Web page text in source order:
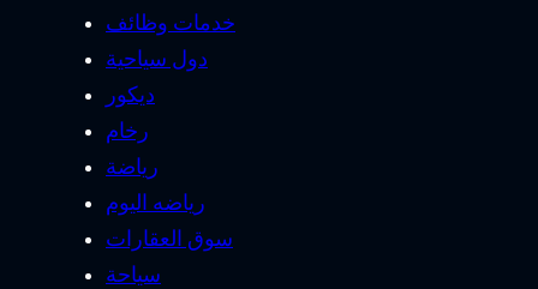
خدمات وظائف
دول سياحية
ديكور
رخام
رياضة
رياضه اليوم
سوق العقارات
سياحة